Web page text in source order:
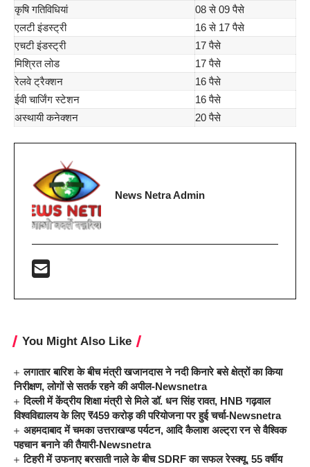
कृषि गतिविधियां
08 से 09 पैसे
एलटी इंडस्ट्री
16 से 17 पैसे
एचटी इंडस्ट्री
17 पैसे
मिश्रित लोड
17 पैसे
रेलवे ट्रैक्शन
16 पैसे
ईवी चार्जिंग स्टेशन
16 पैसे
अस्थायी कनेक्शन
20 पैसे
News Netra Admin
You Might Also Like
लगातार बारिश के बीच मंत्री खजानदास ने नदी किनारे बसे क्षेत्रों का किया
निरीक्षण, लोगों से सतर्क रहने की अपील-Newsnetra
दिल्ली में केंद्रीय शिक्षा मंत्री से मिले डॉ. धन सिंह रावत, HNB गढ़वाल
विश्वविद्यालय के लिए ₹459 करोड़ की परियोजना पर हुई चर्चा-Newsnetra
अहमदाबाद में चमका उत्तराखण्ड पर्यटन, आदि कैलाश अल्ट्रा रन से वैश्विक
पहचान बनाने की तैयारी-Newsnetra
टिहरी में उफनाए बरसाती नाले के बीच SDRF का सफल रेस्क्यू, 55 वर्षीय